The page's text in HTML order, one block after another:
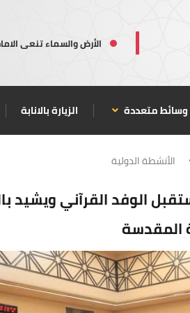
الأرض والسماء تنعى
وسائط متعددة الزيارة بالانابة
الأنشطة الدولية
الوفد القرآني ويشيد
المقدسة